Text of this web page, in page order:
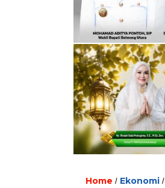
Home / Ekonomi /